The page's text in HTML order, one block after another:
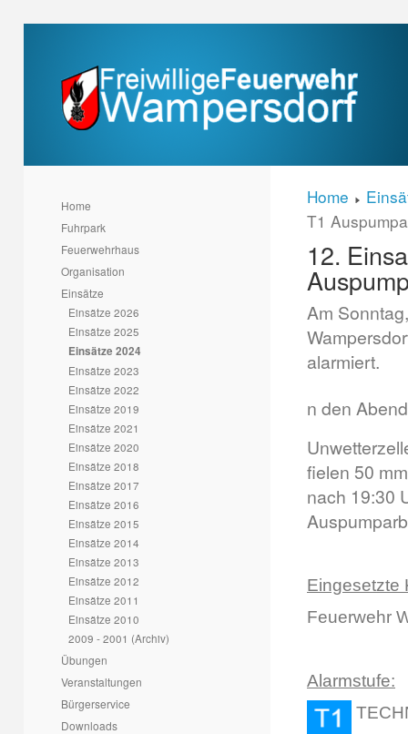
Home
Fuhrpark
Feuerwehrhaus
Organisation
Einsätze
Einsätze 2026
Einsätze 2025
Einsätze 2024
Einsätze 2023
Einsätze 2022
Einsätze 2019
Einsätze 2021
Einsätze 2020
Einsätze 2018
Einsätze 2017
Einsätze 2016
Einsätze 2015
Einsätze 2014
Einsätze 2013
Einsätze 2012
Einsätze 2011
Einsätze 2010
2009 - 2001 (Archiv)
Übungen
Veranstaltungen
Bürgerservice
Downloads
Home
T1
12.
Am
alarmiert.
n den
fielen 50
nach 19:30
Eingesetzte
Feuerwehr
Alarmstufe: